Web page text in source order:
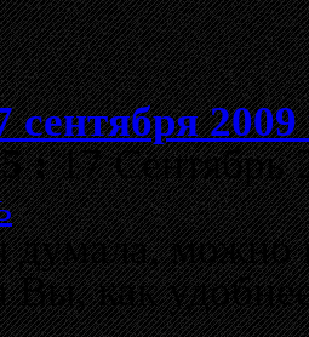
2009
:17 Сентябрь
можно
Вы, как